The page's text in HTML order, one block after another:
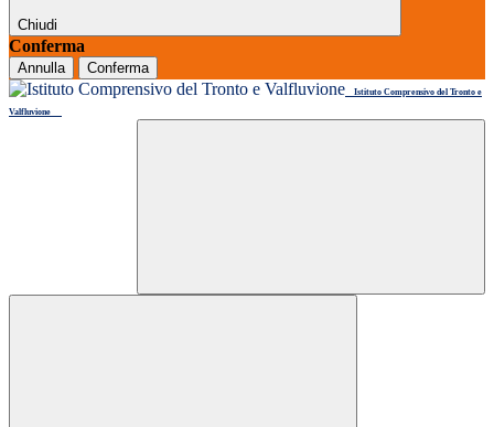
Chiudi
Conferma
Annulla Conferma
Istituto Comprensivo del Tronto e
Valfluvione